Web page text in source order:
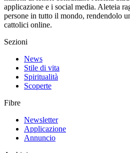
applicazione e i social media. Aleteia
persone in tutto il mondo, rendendolo
cattolici online.
Sezioni
News
Stile di vita
Spiritualità
Scoperte
Fibre
Newsletter
Applicazione
Annuncio